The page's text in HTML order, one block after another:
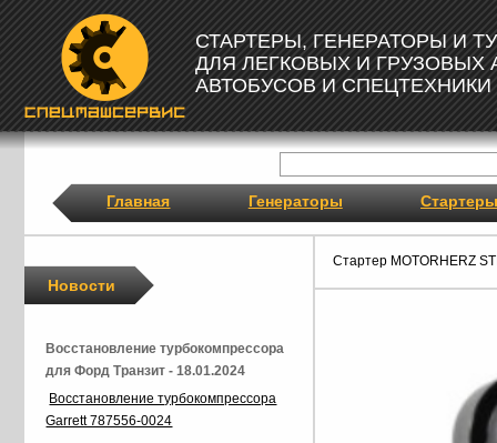
СТАРТЕРЫ, ГЕНЕРАТОРЫ И
ДЛЯ ЛЕГКОВЫХ И ГРУЗОВЫХ
АВТОБУСОВ И СПЕЦТЕХНИКИ
Главная Генераторы Стартеры
Стартер MOTORHERZ
Новости
Восстановление турбокомпрессора
для Форд Транзит - 18.01.2024
Восстановление турбокомпрессора
Garrett 787556-0024